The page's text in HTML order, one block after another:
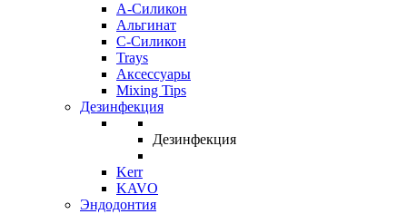
A-Силикон
Альгинат
C-Силикон
Trays
Аксессуары
Mixing Tips
Дезинфекция
Дезинфекция
Kerr
KAVO
Эндодонтия